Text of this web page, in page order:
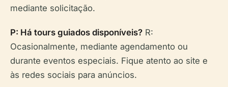
mediante solicitação.
P: Há tours guiados disponíveis? R:
Ocasionalmente, mediante agendamento ou
durante eventos especiais. Fique atento ao site e
às redes sociais para anúncios.